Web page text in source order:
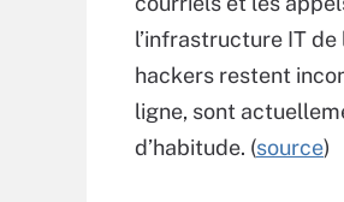
l’infrastructure IT de
hackers restent
ligne, sont
d’habitude. (source)